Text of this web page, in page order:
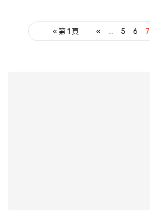
« 第 1 頁 « ... 5 6 7